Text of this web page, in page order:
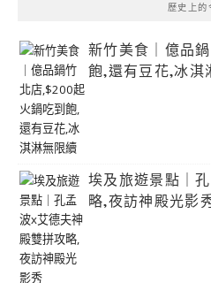
歷史上的
新竹美食｜億品
飽,還有豆花,冰淇
埃及旅遊景點｜
略,夜訪神殿光影